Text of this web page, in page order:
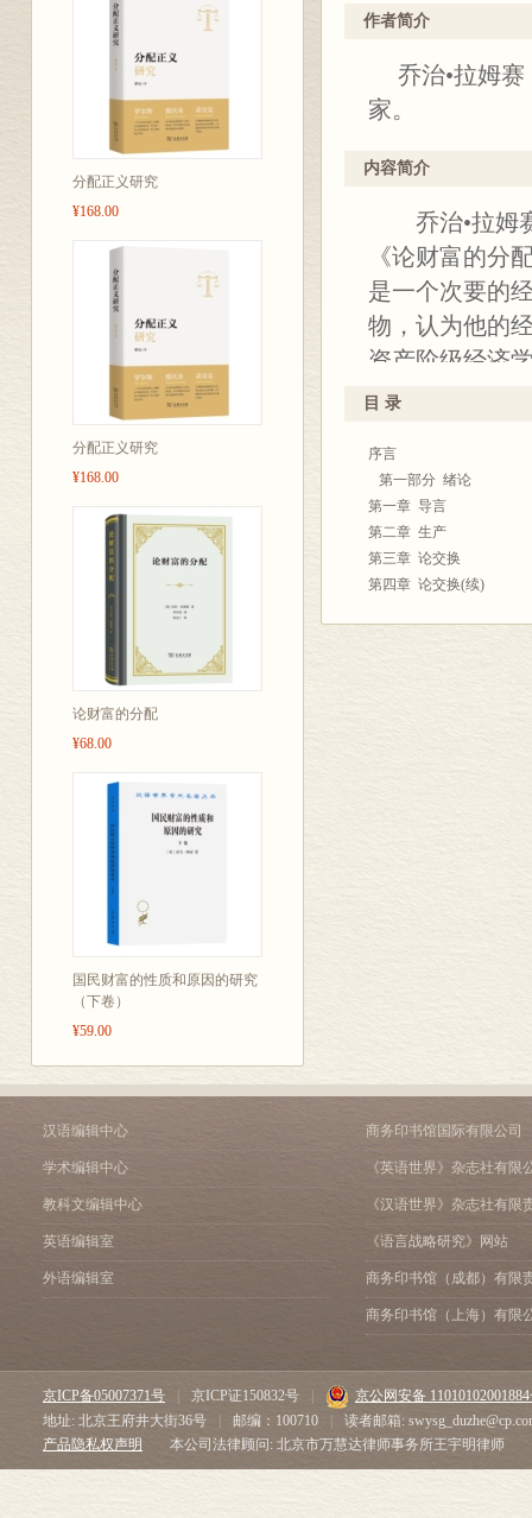
分配正义研究
¥168.00
分配正义研究
¥168.00
论财富的分配
¥68.00
国民财富的性质和原因的研究
（下卷）
¥59.00
年底出版至四百种。今后
度去研读这些著作，汲
译界给我们批评、建议，
作者简介
乔治•拉姆赛
家。
内容简介
乔治•拉姆赛
《论财富的分
是一个次要的
物，认为他的
资产阶级经济
典经济学迅速
宠儿，而缺乏
作，不免于湮
版后一百三十
值得称道的意
本书在经济
目 录
序言
第一部分 绪论
第一章 导言
第二章 生产
第三章 论交换
第四章 论交换(续)
汉语编辑中心
学术编辑中心
教科文编辑中心
英语编辑室
外语编辑室
商务印书馆国际有限公司
《英语世界》杂志社有限
《汉语世界》杂志社有限
《语言战略研究》网站
商务印书馆（成都）有限
商务印书馆（上海）有限
京ICP备05007371号 京ICP证150832号
京公网安备
地址: 北京王府井大街36号
邮编：100710
读者邮箱:
产品隐私权声明
本公司法律顾问: 北京市万慧达律师事务所王宇明律师